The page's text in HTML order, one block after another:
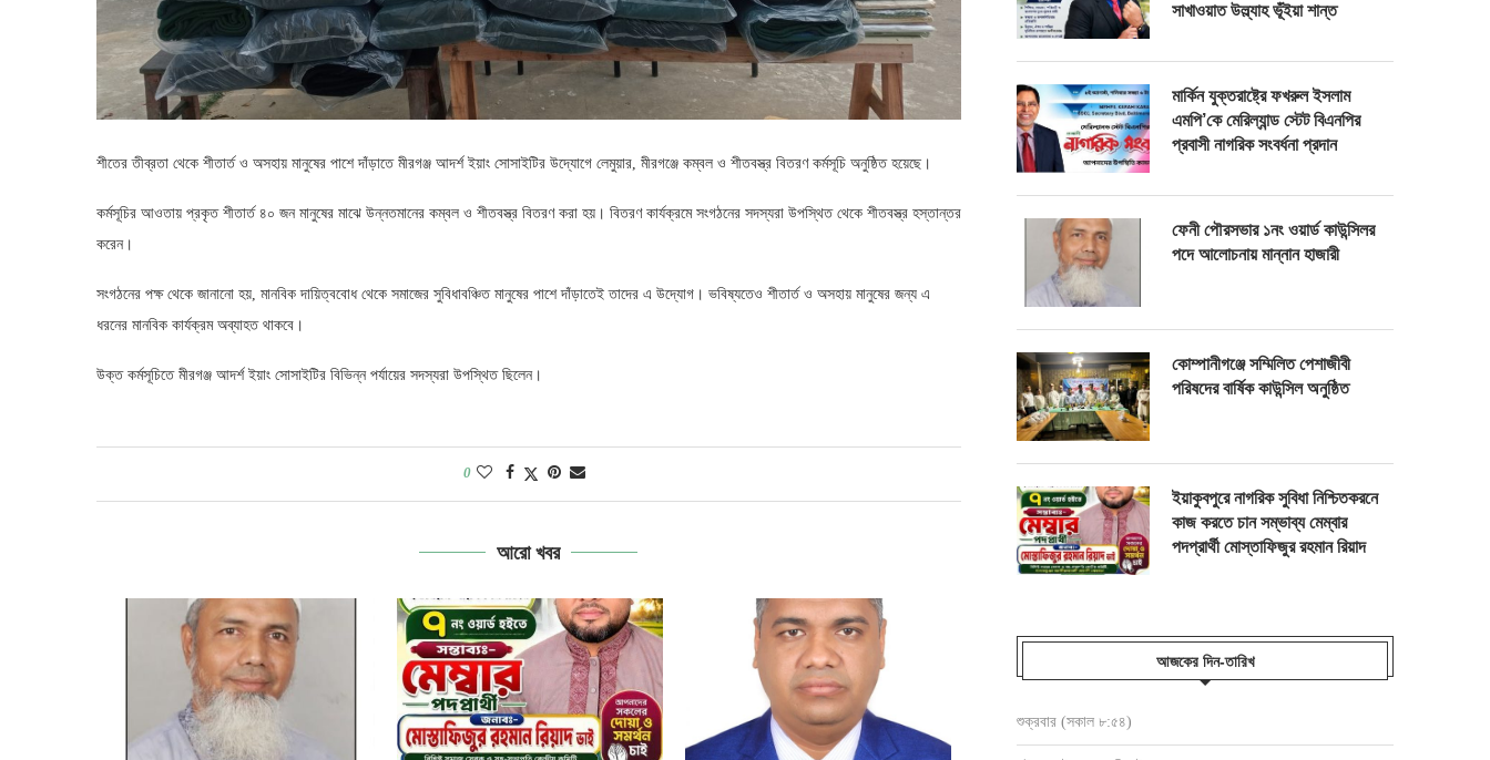
শীতের তীব্রতা থেকে শীতার্ত ও অসহায় মানুষের পাশে দাঁড়াতে মীরগঞ্জ আদর্শ ইয়াং সোসাইটির উদ্যোগে লেমুয়ার, মীরগঞ্জে কম্বল ও শীতবস্ত্র বিতরণ কর্মসূচি অনুষ্ঠিত হয়েছে।
কর্মসূচির আওতায় প্রকৃত শীতার্ত ৪০ জন মানুষের মাঝে উন্নতমানের কম্বল ও শীতবস্ত্র বিতরণ করা হয়। বিতরণ কার্যক্রমে সংগঠনের সদস্যরা উপস্থিত থেকে শীতবস্ত্র হস্তান্তর
করেন।
সংগঠনের পক্ষ থেকে জানানো হয়, মানবিক দায়িত্ববোধ থেকে সমাজের সুবিধাবঞ্চিত মানুষের পাশে দাঁড়াতেই তাদের এ উদ্যোগ। ভবিষ্যতেও শীতার্ত ও অসহায় মানুষের জন্য এ
ধরনের মানবিক কার্যক্রম অব্যাহত থাকবে।
উক্ত কর্মসূচিতে মীরগঞ্জ আদর্শ ইয়াং সোসাইটির বিভিন্ন পর্যায়ের সদস্যরা উপস্থিত ছিলেন।
0
আরো খবর
সাখাওয়াত উল্ল্যাহ ভূঁইয়া শান্ত
মার্কিন যুক্তরাষ্ট্রে ফখরুল ইসলাম
এমপি’কে মেরিল্যান্ড স্টেট বিএনপির
প্রবাসী নাগরিক সংবর্ধনা প্রদান
ফেনী পৌরসভার ১নং ওয়ার্ড কাউন্সিলর
পদে আলোচনায় মান্নান হাজারী
কোম্পানীগঞ্জে সম্মিলিত পেশাজীবী
পরিষদের বার্ষিক কাউন্সিল অনুষ্ঠিত
ইয়াকুবপুরে নাগরিক সুবিধা নিশ্চিতকরনে
কাজ করতে চান সম্ভাব্য মেম্বার
পদপ্রার্থী মোস্তাফিজুর রহমান রিয়াদ
আজকের দিন-তারিখ
শুক্রবার (সকাল ৮:৫৪)